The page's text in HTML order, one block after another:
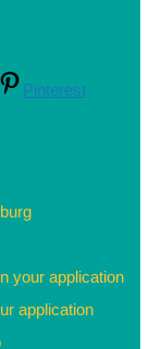
Pinterest
your application
application